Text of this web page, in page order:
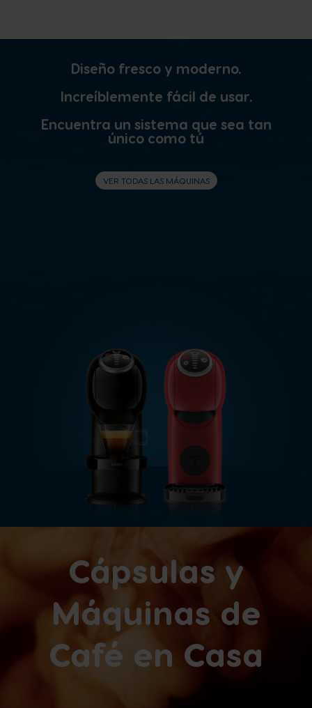
Diseño fresco y moderno.
Increíblemente fácil de usar.
Encuentra un sistema que sea tan
único como tú
VER TODAS LAS MÁQUINAS
Cápsulas y
Máquinas de
Café en Casa